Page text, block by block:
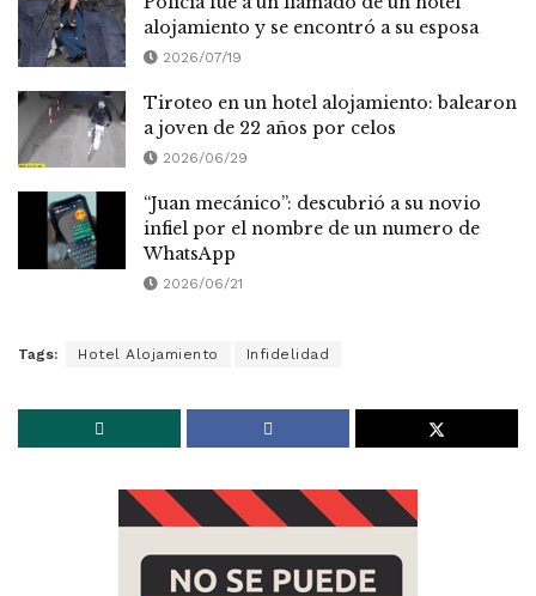
alojamiento y se encontró a su esposa
2026/07/19
Tiroteo en un hotel alojamiento: balearon
a joven de 22 años por celos
2026/06/29
“Juan mecánico”: descubrió a su novio
infiel por el nombre de un numero de
WhatsApp
2026/06/21
Tags: Hotel Alojamiento Infidelidad